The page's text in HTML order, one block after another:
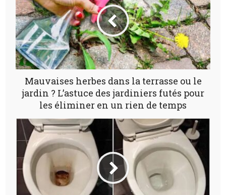
Mauvaises herbes dans la terrasse ou le
jardin ? L’astuce des jardiniers futés pour
les éliminer en un rien de temps